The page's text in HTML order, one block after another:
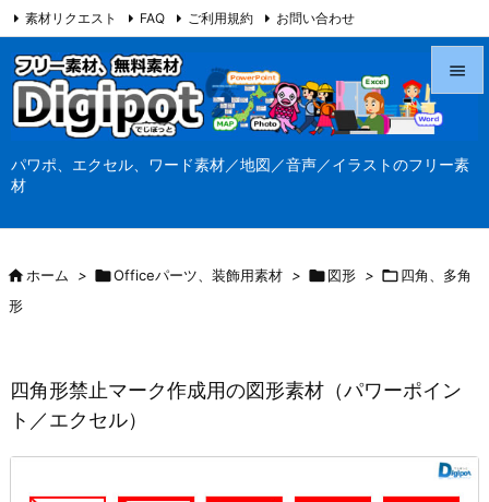
パワポ、エクセル、ワード素材／地図／音声／イラストのフリー素
材




素材リクエスト FAQ ご利用規約 お問い合わせ
当サイト（Digipot.net）について
ホーム > Officeパーツ、装飾用素材 > 図形 > 四角、多角
形
四角形禁止マーク作成用の図形素材（パワーポイン
ト／エクセル）